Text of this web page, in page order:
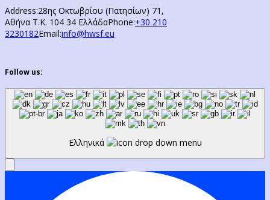
Address:28ης Οκτωβρίου (Πατησίων) 71,
Αθήνα Τ.Κ. 104 34 ΕλλάδαPhone:+30 210
3230182Email:info@hwsf.eu
Follow us:
Ελληνικά